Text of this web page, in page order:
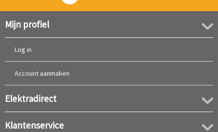
Mijn profiel
Log in
Account aanmaken
Elektradirect
Klantenservice